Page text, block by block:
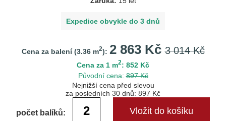
Expedice obvykle do 3 dnů
Cena za balení (3.36m2): 2 863 Kč3 014 Kč
Cena za 1 m2: 852 Kč
Původní cena:897 Kč
Nejnižší cena před slevou
za posledních 30 dnů: 897 Kč
počet balíků: